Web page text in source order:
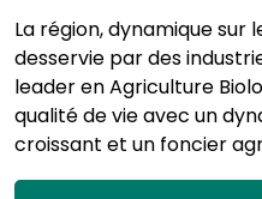
La région, dynamique sur
desservie par des
leader en Agriculture
qualité de vie avec un
croissant et un foncier